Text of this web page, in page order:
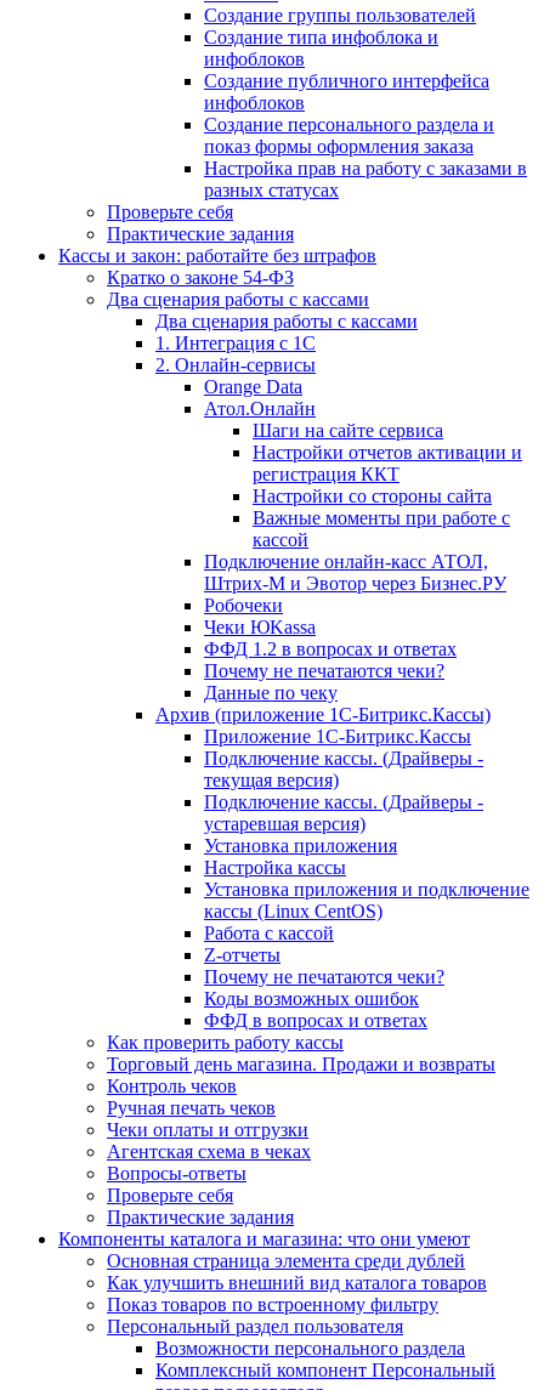
Создание группы пользователей
Создание типа инфоблока и
инфоблоков
Создание публичного интерфейса
инфоблоков
Создание персонального раздела и
показ формы оформления заказа
Настройка прав на работу с заказами в
разных статусах
Проверьте себя
Практические задания
Кассы и закон: работайте без штрафов
Кратко о законе 54-ФЗ
Два сценария работы с кассами
Два сценария работы с кассами
1. Интеграция с 1С
2. Онлайн-сервисы
Orange Data
Атол.Онлайн
Шаги на сайте сервиса
Настройки отчетов активации и
регистрация ККТ
Настройки со стороны сайта
Важные моменты при работе с
кассой
Подключение онлайн-касс АТОЛ,
Штрих-М и Эвотор через Бизнес.РУ
Робочеки
Чеки ЮKassa
ФФД 1.2 в вопросах и ответах
Почему не печатаются чеки?
Данные по чеку
Архив (приложение 1С-Битрикс.Кассы)
Приложение 1С-Битрикс.Кассы
Подключение кассы. (Драйверы -
текущая версия)
Подключение кассы. (Драйверы -
устаревшая версия)
Установка приложения
Настройка кассы
Установка приложения и подключение
кассы (Linux CentOS)
Работа с кассой
Z-отчеты
Почему не печатаются чеки?
Коды возможных ошибок
ФФД в вопросах и ответах
Как проверить работу кассы
Торговый день магазина. Продажи и возвраты
Контроль чеков
Ручная печать чеков
Чеки оплаты и отгрузки
Агентская схема в чеках
Вопросы-ответы
Проверьте себя
Практические задания
Компоненты каталога и магазина: что они умеют
Основная страница элемента среди дублей
Как улучшить внешний вид каталога товаров
Показ товаров по встроенному фильтру
Персональный раздел пользователя
Возможности персонального раздела
Комплексный компонент Персональный